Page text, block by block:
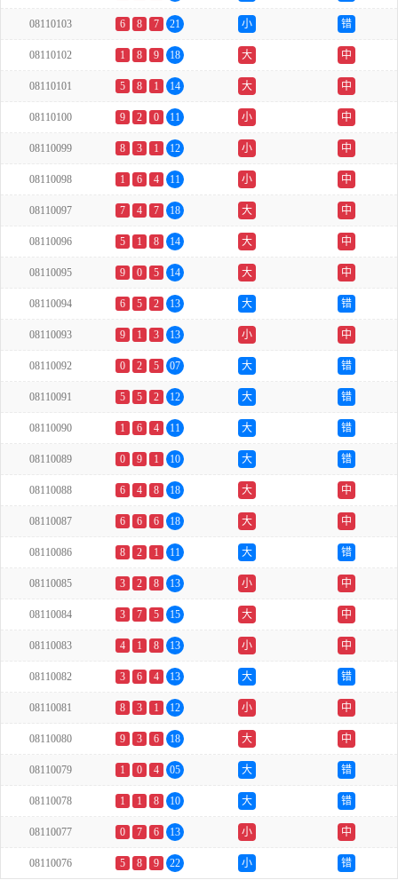
08110103 6 8 7 21 小 错
08110102 1 8 9 18 大 中
08110101 5 8 1 14 大 中
08110100 9 2 0 11 小 中
08110099 8 3 1 12 小 中
08110098 1 6 4 11 小 中
08110097 7 4 7 18 大 中
08110096 5 1 8 14 大 中
08110095 9 0 5 14 大 中
08110094 6 5 2 13 大 错
08110093 9 1 3 13 小 中
08110092 0 2 5 07 大 错
08110091 5 5 2 12 大 错
08110090 1 6 4 11 大 错
08110089 0 9 1 10 大 错
08110088 6 4 8 18 大 中
08110087 6 6 6 18 大 中
08110086 8 2 1 11 大 错
08110085 3 2 8 13 小 中
08110084 3 7 5 15 大 中
08110083 4 1 8 13 小 中
08110082 3 6 4 13 大 错
08110081 8 3 1 12 小 中
08110080 9 3 6 18 大 中
08110079 1 0 4 05 大 错
08110078 1 1 8 10 大 错
08110077 0 7 6 13 小 中
08110076 5 8 9 22 小 错